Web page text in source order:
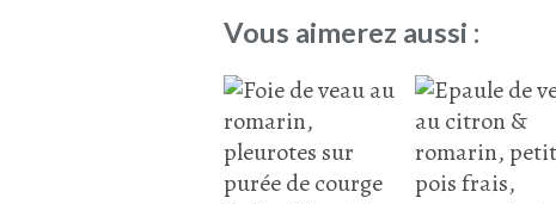
Vous aimerez aussi :